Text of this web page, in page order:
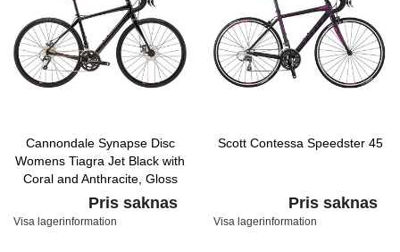
Cannondale Synapse Disc
Womens Tiagra Jet Black with
Coral and Anthracite, Gloss
Pris saknas
Visa lagerinformation
Scott Contessa Speedster 45
Pris saknas
Visa lagerinformation